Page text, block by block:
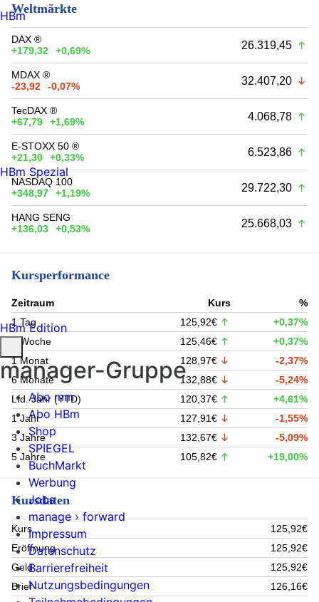
Weltmärkte
DAX ®
+179,32
+0,69% 26.319,45
MDAX ®
-23,92
-0,07% 32.407,20
TecDAX ®
+67,79
+1,69% 4.068,78
E-STOXX 50 ®
+21,30
+0,33% 6.523,86
NASDAQ 100
+348,97
+1,19% 29.722,30
HANG SENG
+136,03
+0,53% 25.668,03
Kursperformance
Zeitraum Kurs
%
1 Tag
125,92€
+0,37%
1 Woche
125,46€
+0,37%
1 Monat
128,97€
-2,37%
6 Monate
132,88€
-5,24%
Lfd. Jahr (YTD)
120,37€
+4,61%
1 Jahr
127,91€
-1,55%
3 Jahre
132,67€
-5,09%
5 Jahre
105,82€ +19,00%
Kursdaten
Kurs
125,92€
Eröffnung
125,92€
Geld
125,92€
Brief
126,16€
HBm
HBm Spezial
HBm Edition
manager-Gruppe
Abo mm
Abo HBm
Shop
SPIEGEL
BuchMarkt
Werbung
Jobs
manage › forward
Impressum
Datenschutz
Barrierefreiheit
Nutzungsbedingungen